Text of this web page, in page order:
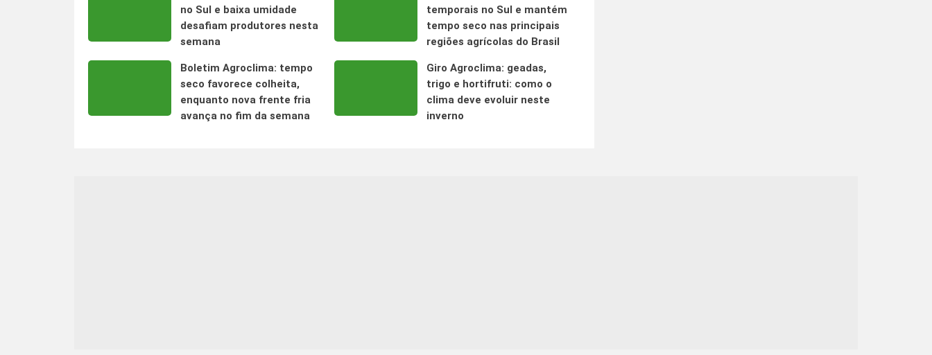
no Sul e baixa umidade
desafiam produtores nesta
semana
temporais no Sul e mantém
tempo seco nas principais
regiões agrícolas do Brasil
Boletim Agroclima: tempo
seco favorece colheita,
enquanto nova frente fria
avança no fim da semana
Giro Agroclima: geadas,
trigo e hortifruti: como o
clima deve evoluir neste
inverno